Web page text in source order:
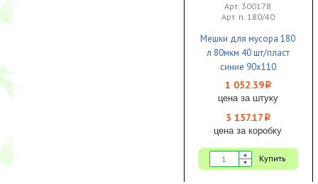
Арт. 300178
Арт. п. 180/40
Мешки для мусора 180
л 80мкм 40 шт/пласт
синие 90х110
особопрочные 1/3
1 052.39i
цена за штуку
3 157.17 i
цена за коробку
Купить